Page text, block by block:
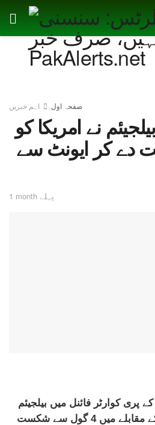
صفحہ اول اہم خبریں
نے امریکا کو
دے کر ایونٹ سے
1 month پہلے
فیفا فٹبال ورلڈ کپ 2026 کے پری کوارٹر فائنل میں بیلجیئم
نے میزبان امریکا کو ایک کے مقابلے میں 4 گول سے شکست